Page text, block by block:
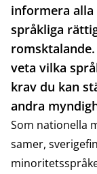
informera
språkliga
veta vilka
krav du kan
andra
Som nationella
samer,